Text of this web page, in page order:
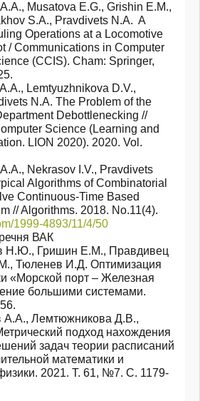
Musatova E.G., Grishin E.M.,
S.A., Pravdivets N.A. A
Operations at a Locomotive
/ Communications in Computer
(CCIS). Cham: Springer,
Lemtyuzhnikova D.V.,
N.A. The Problem of the
Debottlenecking //
Science (Learning and
LION 2020). 2020. Vol.
Nekrasov I.V., Pravdivets
Algorithms of Combinatorial
Continuous-Time Based
// Algorithms. 2018. No.11(4).
1999-4893/11/4/50
ВАК
Гришин Е.М., Правдивец
Тюленев И.Д. Оптимизация
«Морской порт – Железная
большими системами.
Лемтюжникова Д.В.,
подход нахождения
задач теории расписаний
математики и
2021. Т. 61, №7. С. 1179-